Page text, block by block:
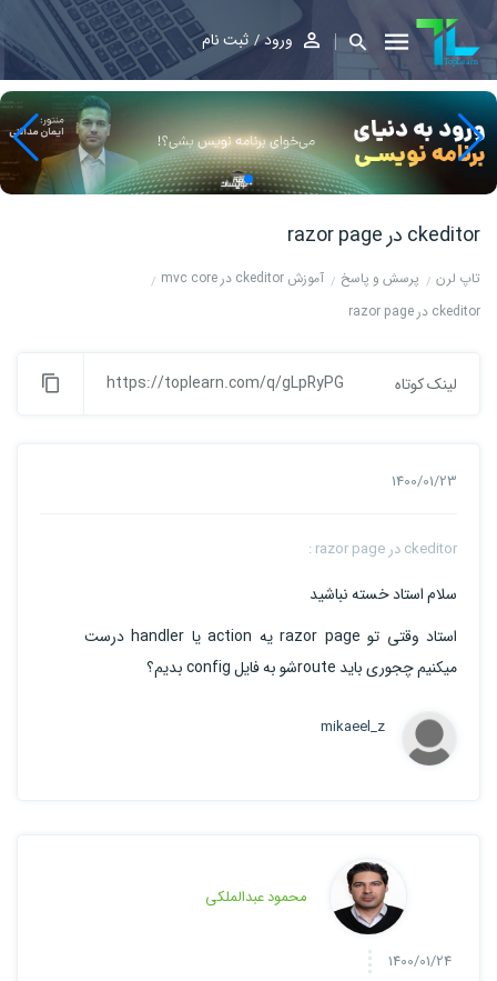
ورود ثبت نام
ckeditor در razor page
تاپ لرن پرسش و پاسخ
آموزش ckeditor در mvc core
ckeditor در razor page
لینک کوتاه https://toplearn.com/q/gLpRyPG
1400/01/23
ckeditor در razor page :
سلام استاد خسته نباشید
استاد وقتی تو razor page یه action یا handler درست
میکنیم چجوری باید routeشو به فایل config بدیم؟
mikaeel_z
محمود عبدالملکی
1400/01/24